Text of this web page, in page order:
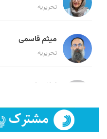
تحریریه
میثم قاسمی
تحریریه
لیلا حنارود
فائزه فتحی رستمی